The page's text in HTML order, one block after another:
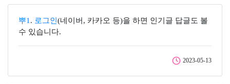
뿌1 . 로그인 (네이버, 카카오 등)을 하면 인기글 답글도 볼
수 있습니다.
2023-05-13